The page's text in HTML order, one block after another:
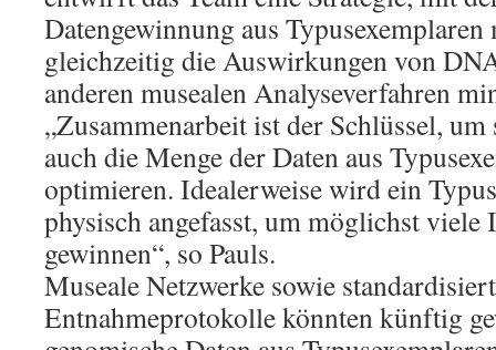
Datengewinnung aus
gleichzeitig die Auswirkungen von
anderen musealen Analyseverfahren
„Zusammenarbeit ist der Schlüssel,
auch die Menge der Daten aus
optimieren. Idealerweise wird ein
physisch angefasst, um möglichst
gewinnen“, so Pauls.
Museale Netzwerke sowie
Entnahmeprotokolle könnten künftig